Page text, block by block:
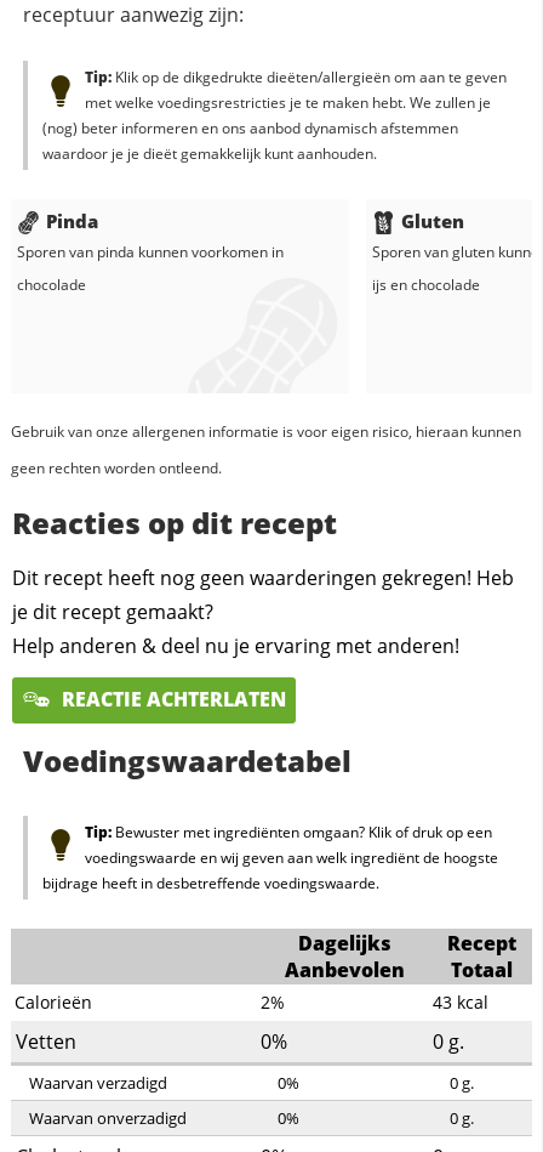
receptuur aanwezig zijn:
Tip:Klik op de dikgedrukte dieëten/allergieën om aan te geven
met welke voedingsrestricties je te maken hebt. We zullen je
(nog) beter informeren en ons aanbod dynamisch afstemmen
waardoor je je dieët gemakkelijk kunt aanhouden.
Pinda
Sporen van pinda kunnen voorkomen in
chocolade
Gluten
Sporen van gluten
ijs enchocolade
Gebruik van onze allergenen informatie is voor eigen risico, hieraan kunnen
geen rechten worden ontleend.
Reacties op dit recept
Dit recept heeft nog geen waarderingen gekregen! Heb
je dit recept gemaakt?
Help anderen & deel nu je ervaring met anderen!
REACTIE ACHTERLATEN
Voedingswaardetabel
Tip:Bewuster met ingrediënten omgaan? Klik of druk op een
voedingswaarde en wij geven aan welk ingrediënt de hoogste
bijdrage heeft in desbetreffende voedingswaarde.
Dagelijks
Aanbevolen
Recept
Totaal
Calorieën 2% 43 kcal
Vetten 0% 0 g.
Waarvan verzadigd 0% 0g.
Waarvan onverzadigd
0% 0g.